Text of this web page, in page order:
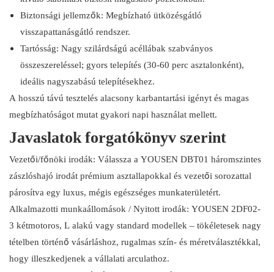
Biztonsági jellemzők: Megbízható ütközésgátló
visszapattanásgátló rendszer.
Tartósság: Nagy szilárdságú acéllábak szabványos
összeszereléssel; gyors telepítés (30-60 perc asztalonként),
ideális nagyszabású telepítésekhez.
A hosszú távú tesztelés alacsony karbantartási igényt és magas
megbízhatóságot mutat gyakori napi használat mellett.
Javaslatok forgatókönyv szerint
Vezetői/főnöki irodák: Válassza a YOUSEN DBT01 háromszintes
zászlóshajó irodát prémium asztallapokkal és vezetői sorozattal
párosítva egy luxus, mégis egészséges munkaterületért.
Alkalmazotti munkaállomások / Nyitott irodák: YOUSEN 2DF02-
3 kétmotoros, L alakú vagy standard modellek – tökéletesek nagy
tételben történő vásárláshoz, rugalmas szín- és méretválasztékkal,
hogy illeszkedjenek a vállalati arculathoz.